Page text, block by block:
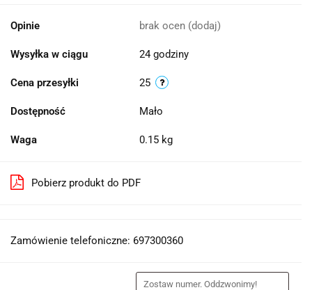
Opinie brak ocen (dodaj)
Wysyłka w ciągu 24 godziny
Cena przesyłki 25
Dostępność Mało
Waga 0.15 kg
Pobierz produkt do PDF
Zamówienie telefoniczne: 697300360